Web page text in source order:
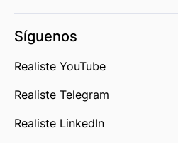
Síguenos
Realiste YouTube
Realiste Telegram
Realiste LinkedIn